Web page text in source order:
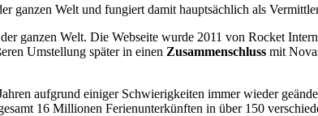
ganzen Welt und fungiert damit hauptsächlich als
ganzen Welt. Die Webseite wurde 2011 von Rocket
Umstellung später in einen Zusammenschluss mit
aufgrund einiger Schwierigkeiten immer wieder
16 Millionen Ferienunterkünften in über 150